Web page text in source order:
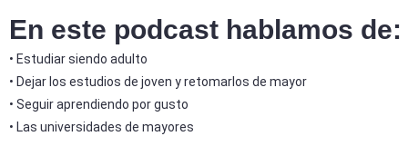
En este podcast hablamos de:
• Estudiar siendo adulto
• Dejar los estudios de joven y retomarlos de mayor
• Seguir aprendiendo por gusto
• Las universidades de mayores